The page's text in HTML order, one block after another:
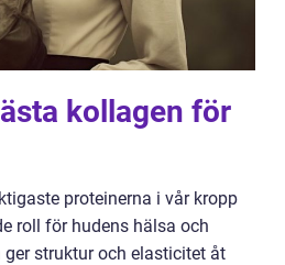
kollagen för
proteinerna i vår kropp
roll för hudens hälsa och
ger struktur och elasticitet åt